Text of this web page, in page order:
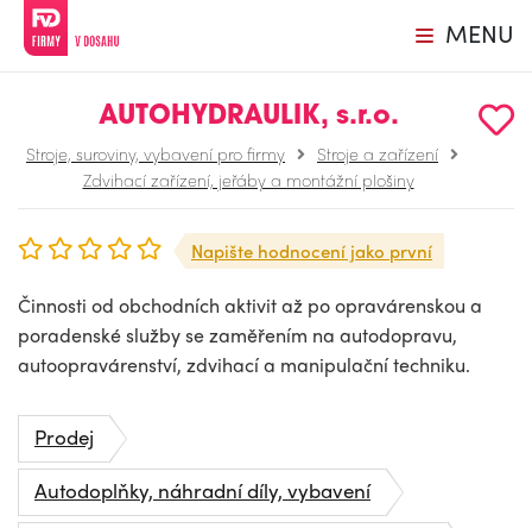
MENU
AUTOHYDRAULIK, s.r.o.
Stroje, suroviny, vybavení pro firmy
Stroje a zařízení
Zdvihací zařízení, jeřáby a montážní plošiny
Napište hodnocení jako první
Činnosti od obchodních aktivit až po opravárenskou a
poradenské služby se zaměřením na autodopravu,
autoopravárenství, zdvihací a manipulační techniku.
Prodej
Autodoplňky, náhradní díly, vybavení